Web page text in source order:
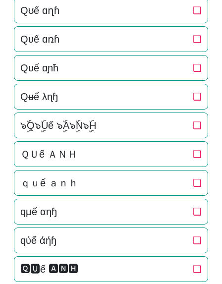
Qʊế ɑղɦ ❏
Qυế ɑռɦ ❏
Qυế ɑɲħ ❏
Qʉế λɳɧ ❏
๖ۣۜQ๖ۣۜUế ๖ۣۜA๖ۣۜN๖ۣۜH ❏
ＱＵế ＡＮＨ ❏
ｑｕế ａｎｈ ❏
qμế αηɧ ❏
qύế άήɧ ❏
🆀🆄ế 🅰🅽🅷 ❏